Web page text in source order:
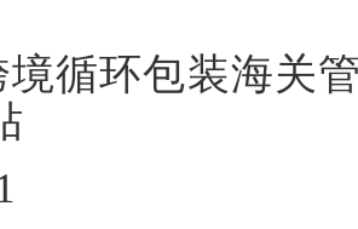
境循环包装海关